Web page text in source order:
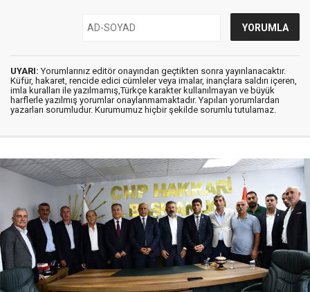
UYARI: Yorumlarınız editör onayından geçtikten sonra yayınlanacaktır.
Küfür, hakaret, rencide edici cümleler veya imalar, inançlara saldırı içeren,
imla kuralları ile yazılmamış,Türkçe karakter kullanılmayan ve büyük
harflerle yazılmış yorumlar onaylanmamaktadır. Yapılan yorumlardan
yazarları sorumludur. Kurumumuz hiçbir şekilde sorumlu tutulamaz.